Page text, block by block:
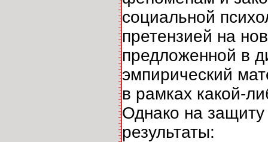
социальной
претензией на
предложенной в
эмпирический
в рамках какой-
Однако на
результаты: